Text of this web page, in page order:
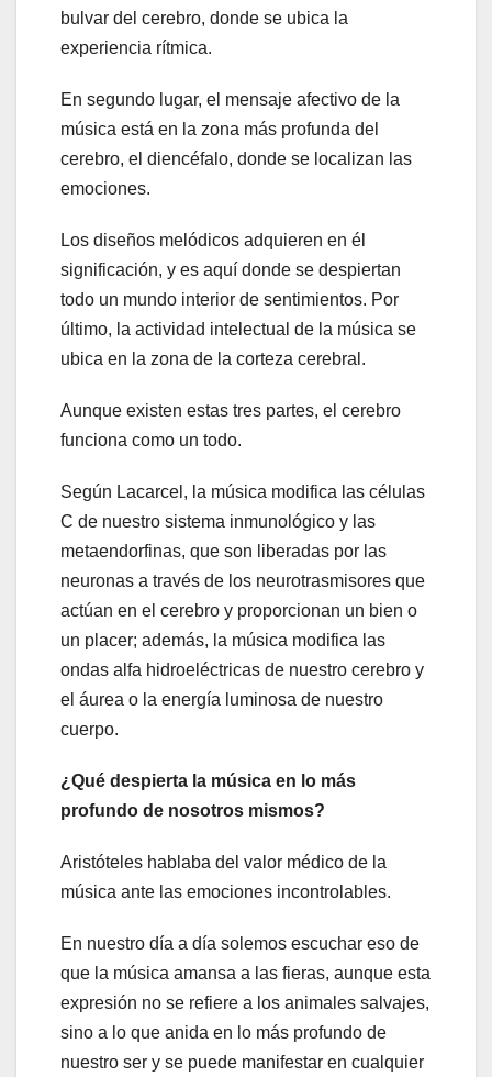
bulvar del cerebro, donde se ubica la
experiencia rítmica.
En segundo lugar, el mensaje afectivo de la
música está en la zona más profunda del
cerebro, el diencéfalo, donde se localizan las
emociones.
Los diseños melódicos adquieren en él
significación, y es aquí donde se despiertan
todo un mundo interior de sentimientos. Por
último, la actividad intelectual de la música se
ubica en la zona de la corteza cerebral.
Aunque existen estas tres partes, el cerebro
funciona como un todo.
Según Lacarcel, la música modifica las células
C de nuestro sistema inmunológico y las
metaendorfinas, que son liberadas por las
neuronas a través de los neurotrasmisores que
actúan en el cerebro y proporcionan un bien o
un placer; además, la música modifica las
ondas alfa hidroeléctricas de nuestro cerebro y
el áurea o la energía luminosa de nuestro
cuerpo.
¿Qué despierta la música en lo más
profundo de nosotros mismos?
Aristóteles hablaba del valor médico de la
música ante las emociones incontrolables.
En nuestro día a día solemos escuchar eso de
que la música amansa a las fieras, aunque esta
expresión no se refiere a los animales salvajes,
sino a lo que anida en lo más profundo de
nuestro ser y se puede manifestar en cualquier